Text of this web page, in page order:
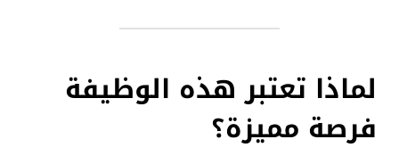
لماذا تعتبر هذه الوظيفة
فرصة مميزة؟